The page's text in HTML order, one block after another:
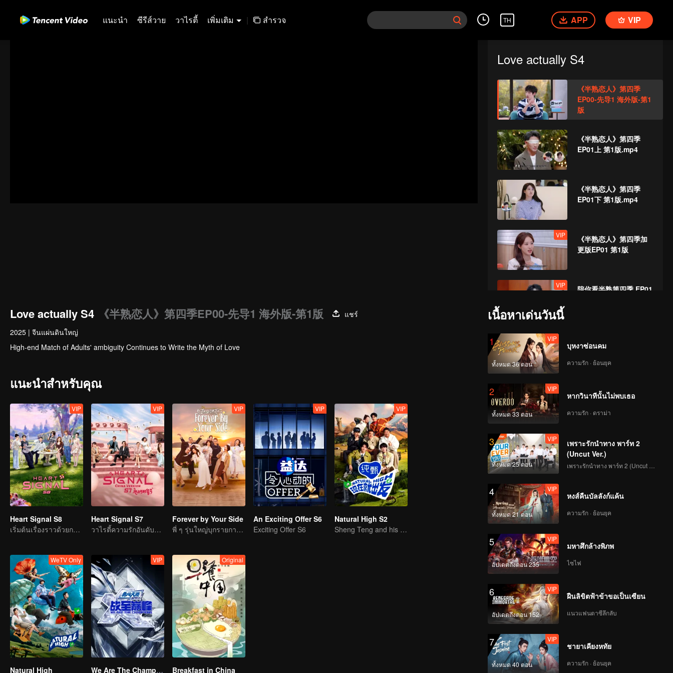
แนะนำ ซีรีส์วาย วาไรตี้ เพิ่มเติม | สำรวจ TH APP VIP
Love actually S4
《半熟恋人》第四季
EP00-先导1 海外版-第1
版
《半熟恋人》第四季
EP01上 第1版.mp4
《半熟恋人》第四季
EP01下 第1版.mp4
VIP
《半熟恋人》第四季加
更版EP01 第1版
VIP
陪你看半熟第四季 EP01
EP02上 海外版 第1
版.mp4
《半熟恋人》第四季
EP02中 海外版 第1版
《半熟恋人》第四季
EP02下 海外版 第1
VIP
更版 EP02 海外版 第一
版
VIP
EP02 海外版 第一版
《半熟恋人》第四季
EP03上 海外版 第1
版.mp4
EP03中 海外版 第1
版.mp4
Love actually S4 《半熟恋人》第四季EP00-先导1 海外版-第1版
แชร์
2025 | จีนแผ่นดินใหญ่
High-end Match of Adults' ambiguity Continues to Write the Myth of Love
แนะนำสำหรับคุณ
VIP
Heart Signal S8
เริ่มต้นเรื่องราวด้วยการเดินทาง กล้าที่จะรักเถอะ
VIP
Heart Signal S7
วาไรตี้ความรักอันดับหนึ่ง
VIP
Forever by Your Side
พี่ ๆ รุ่นใหญ่บุกรายการวาไรตี้ความรัก
VIP
An Exciting Offer S6
Exciting Offer S6
VIP
Natural High S2
Sheng Teng and his friends come back with high spirits
WeTV Only
Natural High
VIP
We Are The Champions S4
Original
Breakfast in China
เนื้อหาเด่นวันนี้
1
ทั้งหมด 36 ตอน
VIP
บุหงาซ่อนคม
ความรัก · ย้อนยุค
2
ทั้งหมด 33 ตอน
VIP
หากวินาทีนั้นไม่พบเธอ
ความรัก · ดราม่า
3
ทั้งหมด 25 ตอน
VIP
เพราะรักนำทาง พาร์ท 2
(Uncut Ver.)
4
ทั้งหมด 21 ตอน
VIP
หงส์คืนบัลลังก์แค้น
ความรัก · ย้อนยุค
5
อัปเดตถึงตอน 235
VIP
มหาศึกล้างพิภพ
ไซไฟ
6
อัปเดตถึงตอน 152
VIP
ฝืนลิขิตฟ้าข้าขอเป็นเซียน
แนวแฟนตาซีลึกลับ
7
ทั้งหมด 40 ตอน
VIP
ชายาเคียงหทัย
ความรัก · ย้อนยุค